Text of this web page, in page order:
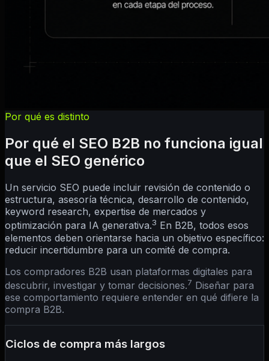
Por qué es distinto
Por qué el SEO B2B no funciona igual
que el SEO genérico
Un servicio SEO puede incluir revisión de contenido o
estructura, asesoría técnica, desarrollo de contenido,
keyword research, expertise de mercados y
optimización para IA generativa.3 En B2B, todos esos
elementos deben orientarse hacia un objetivo específico:
reducir incertidumbre para un comité de compra.
Los compradores B2B usan plataformas digitales para
descubrir, investigar y tomar decisiones.7 Diseñar para
ese comportamiento requiere entender en qué difiere la
compra B2B.
Ciclos de compra más largos